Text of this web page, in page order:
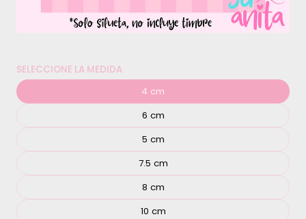
SELECCIONE LA MEDIDA
4 cm
6 cm
5 cm
7.5 cm
8 cm
10 cm